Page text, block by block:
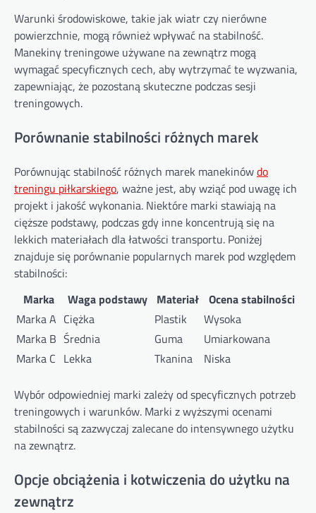
Warunki środowiskowe, takie jak wiatr czy nierówne
powierzchnie, mogą również wpływać na stabilność.
Manekiny treningowe używane na zewnątrz mogą
wymagać specyficznych cech, aby wytrzymać te wyzwania,
zapewniając, że pozostaną skuteczne podczas sesji
treningowych.
Porównanie stabilności różnych marek
Porównując stabilność różnych marek manekinówdo
treningu piłkarskiego, ważne jest, aby wziąć pod uwagę ich
projekt i jakość wykonania. Niektóre marki stawiają na
cięższe podstawy, podczas gdy inne koncentrują się na
lekkich materiałach dla łatwości transportu. Poniżej
znajduje się porównanie popularnych marek pod względem
stabilności:
Marka
Waga podstawy Materiał Ocena stabilności
Marka A Ciężka Plastik
Wysoka
Marka B Średnia Guma
Umiarkowana
Marka C Lekka Tkanina Niska
Wybór odpowiedniej marki zależy od specyficznych potrzeb
treningowych i warunków. Marki z wyższymi ocenami
stabilności są zazwyczaj zalecane do intensywnego użytku
na zewnątrz.
Opcje obciążenia i kotwiczenia do użytku na
zewnątrz